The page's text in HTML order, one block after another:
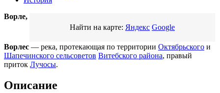
Найти на карте: Яндекс Google
Ворле,
Ворлес — река, протекающая по территории Октябрьского и
Шапечинского сельсоветов Витебского района, правый
приток Лучосы.
Описание